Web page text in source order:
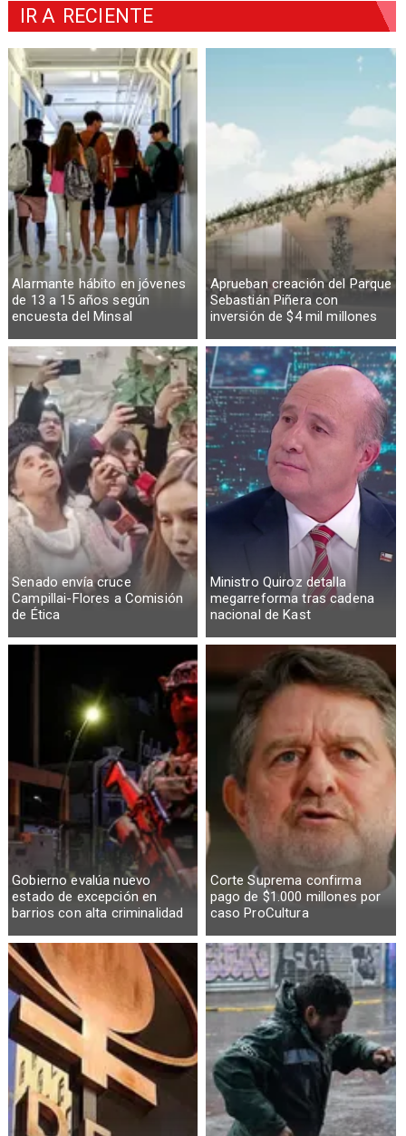
Alarmante hábito en jóvenes
de 13 a 15 años según
encuesta del Minsal
Aprueban creación del Parque
Sebastián Piñera con
inversión de $4 mil millones
Senado envía cruce
Campillai-Flores a Comisión
de Ética
Ministro Quiroz detalla
megarreforma tras cadena
nacional de Kast
Gobierno evalúa nuevo
estado de excepción en
barrios con alta criminalidad
Corte Suprema confirma
pago de $1.000 millones por
caso ProCultura
IR A RECIENTE